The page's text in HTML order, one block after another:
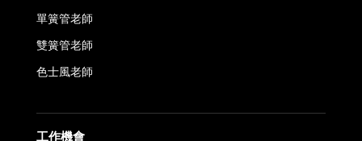
單簧管老師
雙簧管老師
色士風老師
工作機會